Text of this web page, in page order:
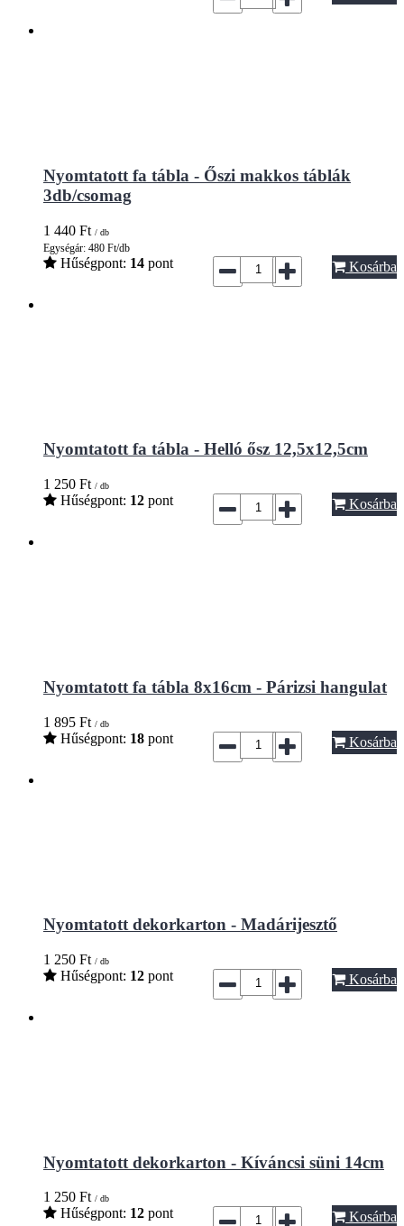
Nyomtatott fa tábla - Őszi makkos táblák
3db/csomag
1 440 Ft / db
Egységár: 480 Ft/db
Hűségpont: 14 pont Kosárba
Nyomtatott fa tábla - Helló ősz 12,5x12,5cm
1 250 Ft / db
Hűségpont: 12 pont Kosárba
Nyomtatott fa tábla 8x16cm - Párizsi hangulat
1 895 Ft / db
Hűségpont: 18 pont Kosárba
Nyomtatott dekorkarton - Madárijesztő
1 250 Ft / db
Hűségpont: 12 pont Kosárba
Nyomtatott dekorkarton - Kíváncsi süni 14cm
1 250 Ft / db
Hűségpont: 12 pont Kosárba